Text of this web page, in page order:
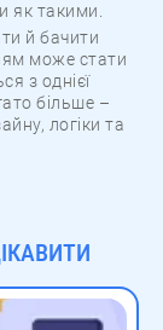
як такими.
й бачити
може стати
з однієї
більше –
логіки та